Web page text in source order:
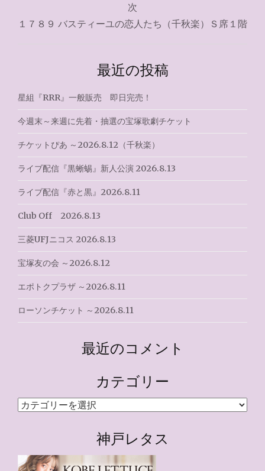
ビ
シ
ョ
ン
次
１７８９ バスティーユの恋人たち（千秋楽）Ｓ席１階
最近の投稿
星組『RRR』一般販売 即日完売！
今週末～来週に先着・抽選の宝塚歌劇チケット
チケットぴあ ～2026.8.12（千秋楽）
ライブ配信『黒蜥蜴』新人公演 2026.8.13
ライブ配信『赤と黒』2026.8.11
Club Off 2026.8.13
三菱UFJニコス 2026.8.13
宝塚友の会 ～2026.8.12
エポトクプラザ ～2026.8.11
ローソンチケット ～2026.8.11
最近のコメント
カテゴリー
カ
ー
神戸レタス